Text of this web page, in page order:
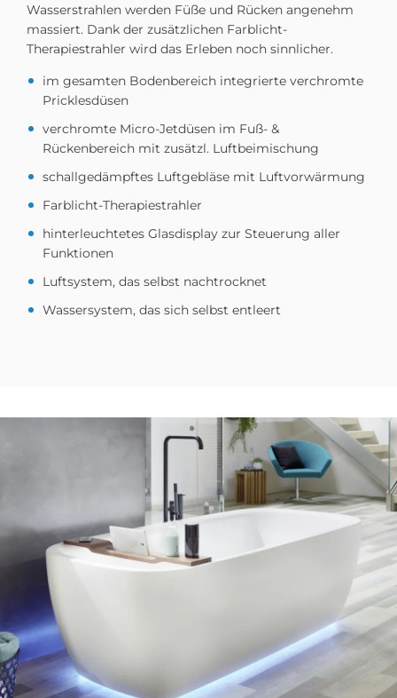
Wasserstrahlen werden Füße und Rücken angenehm
massiert. Dank der zusätzlichen Farblicht-
Therapiestrahler wird das Erleben noch sinnlicher.
im gesamten Bodenbereich integrierte verchromte
Pricklesdüsen
verchromte Micro-Jetdüsen im Fuß- &
Rückenbereich mit zusätzl. Luftbeimischung
schallgedämpftes Luftgebläse mit Luftvorwärmung
Farblicht-Therapiestrahler
hinterleuchtetes Glasdisplay zur Steuerung aller
Funktionen
Luftsystem, das selbst nachtrocknet
Wassersystem, das sich selbst entleert